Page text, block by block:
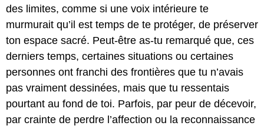
des limites, comme si une voix intérieure te
murmurait qu’il est temps de te protéger, de préserver
ton espace sacré. Peut-être as-tu remarqué que, ces
derniers temps, certaines situations ou certaines
personnes ont franchi des frontières que tu n’avais
pas vraiment dessinées, mais que tu ressentais
pourtant au fond de toi. Parfois, par peur de décevoir,
par crainte de perdre l’affection ou la reconnaissance